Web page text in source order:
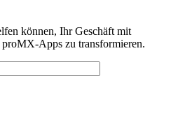
können, Ihr Geschäft mit
Apps zu transformieren.